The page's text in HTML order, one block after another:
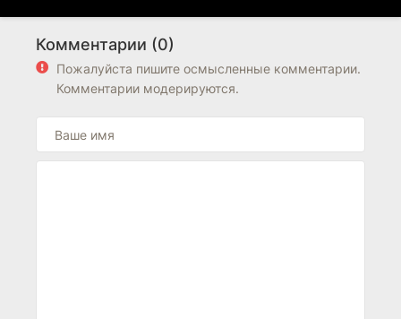
Комментарии (0)
Пожалуйста пишите осмысленные комментарии.
Комментарии модерируются.